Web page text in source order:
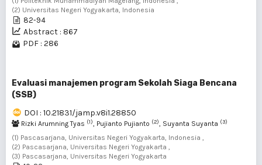
(2) Universitas Negeri Yogyakarta, Indonesia
82-94
Abstract : 867
PDF : 286
Evaluasi manajemen program Sekolah Siaga Bencana
(SSB)
DOI : 10.21831/jamp.v8i1.28850
Rizki Arumning Tyas (1), Pujianto Pujianto (2), Suyanta Suyanta (3)
(1) Pascasarjana, Universitas Negeri Yogyakarta, Indonesia ,
(2) Pascasarjana, Universitas Negeri Yogyakarta ,
(3) Pascasarjana, Universitas Negeri Yogyakarta